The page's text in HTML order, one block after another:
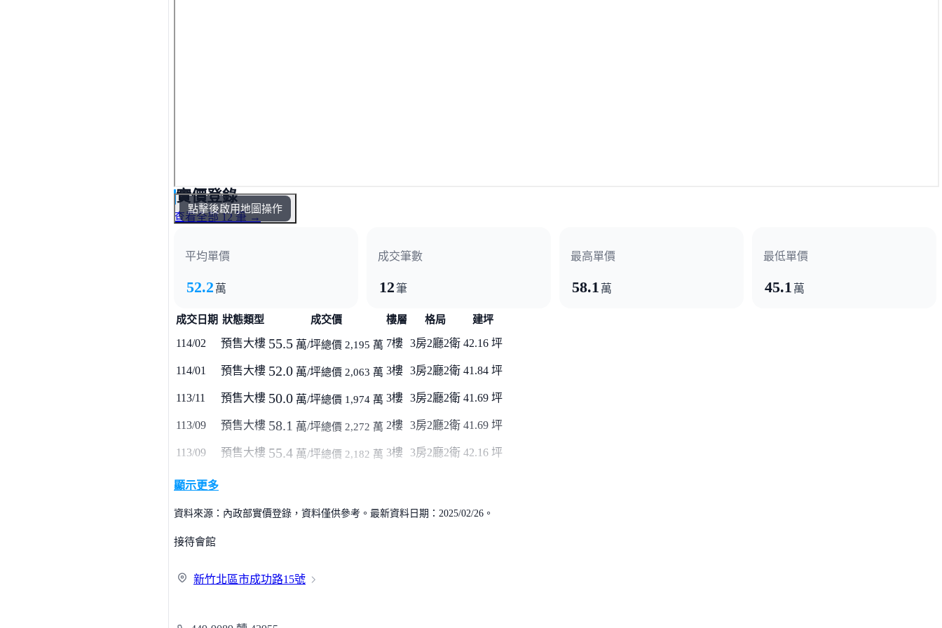
點擊後啟用地圖操作
實價登錄
查看全部 12 筆 →
平均單價
52.2 萬
成交筆數
12筆
最高單價
58.1 萬
最低單價
45.1 萬
成交日期 狀態類型 成交價 樓層 格局 建坪
114/02 預售大樓 55.5 萬/坪總價 2,195 萬 7樓 3房2廳2衛 42.16 坪
114/01 預售大樓 52.0 萬/坪總價 2,063 萬 3樓 3房2廳2衛 41.84 坪
113/11 預售大樓 50.0 萬/坪總價 1,974 萬 3樓 3房2廳2衛 41.69 坪
113/09 預售大樓 58.1 萬/坪總價 2,272 萬 2樓 3房2廳2衛 41.69 坪
113/09 預售大樓 55.4 萬/坪總價 2,182 萬 3樓 3房2廳2衛 42.16 坪
顯示更多
資料來源：內政部實價登錄，資料僅供參考。最新資料日期：2025/02/26。
接待會館
新竹北區市成功路15號